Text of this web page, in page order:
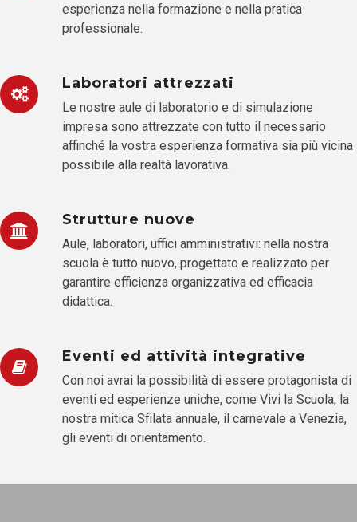
esperienza nella formazione e nella pratica
professionale.
Laboratori attrezzati
Le nostre aule di laboratorio e di simulazione
impresa sono attrezzate con tutto il necessario
affinché la vostra esperienza formativa sia più vicina
possibile alla realtà lavorativa.
Strutture nuove
Aule, laboratori, uffici amministrativi: nella nostra
scuola è tutto nuovo, progettato e realizzato per
garantire efficienza organizzativa ed efficacia
didattica.
Eventi ed attività integrative
Con noi avrai la possibilità di essere protagonista di
eventi ed esperienze uniche, come Vivi la Scuola, la
nostra mitica Sfilata annuale, il carnevale a Venezia,
gli eventi di orientamento.